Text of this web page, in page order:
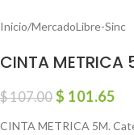
Inicio/MercadoLibre-Sinc
CINTA METRICA
$107.00 $ 101.65
CINTA METRICA 5M.